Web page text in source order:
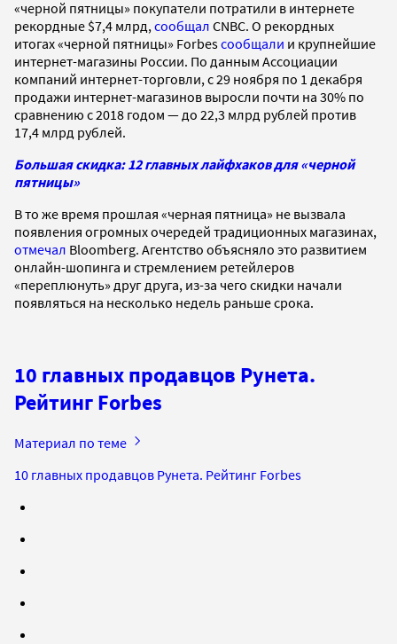
«черной пятницы» покупатели потратили в интернете
рекордные $7,4 млрд, сообщал CNBC. О рекордных
итогах «черной пятницы» Forbesсообщали и крупнейшие
интернет-магазины России. По данным Ассоциации
компаний интернет-торговли, с 29 ноября по 1 декабря
продажи интернет-магазинов выросли почти на 30% по
сравнению с 2018 годом — до 22,3 млрд рублей против
17,4 млрд рублей.
Большая скидка: 12 главных лайфхаков для «черной
пятницы»
В то же время прошлая «черная пятница» не вызвала
появления огромных очередей традиционных магазинах,
отмечал Bloomberg. Агентство объясняло это развитием
онлайн-шопинга и стремлением ретейлеров
«переплюнуть» друг друга, из-за чего скидки начали
появляться на несколько недель раньше срока.
10 главных продавцов Рунета.
Рейтинг Forbes
Материал по теме
10 главных продавцов Рунета. Рейтинг Forbes